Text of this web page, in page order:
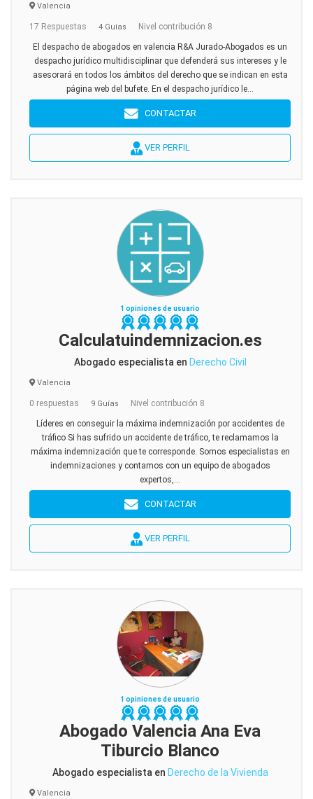
Valencia
17 Respuestas 4 Guías Nivel contribución 8
El despacho de abogados en valencia R&A Jurado-Abogados es un
despacho jurídico multidisciplinar que defenderá sus intereses y le
asesorará en todos los ámbitos del derecho que se indican en esta
página web del bufete. En el despacho jurídico le...
CONTACTAR
VER PERFIL
1 opiniones de usuario
Calculatuindemnizacion.es
Abogado especialista en Derecho Civil
Valencia
0 respuestas 9 Guías Nivel contribución 8
Líderes en conseguir la máxima indemnización por accidentes de
tráfico Si has sufrido un accidente de tráfico, te reclamamos la
máxima indemnización que te corresponde. Somos especialistas en
indemnizaciones y contamos con un equipo de abogados
expertos,...
CONTACTAR
VER PERFIL
1 opiniones de usuario
Abogado Valencia Ana Eva
Tiburcio Blanco
Abogado especialista en Derecho de la Vivienda
Valencia